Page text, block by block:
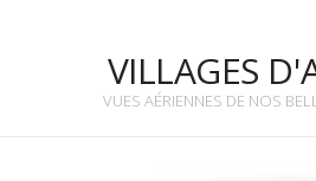
VILLAGES
VUES AÉRIENNES DE NOS